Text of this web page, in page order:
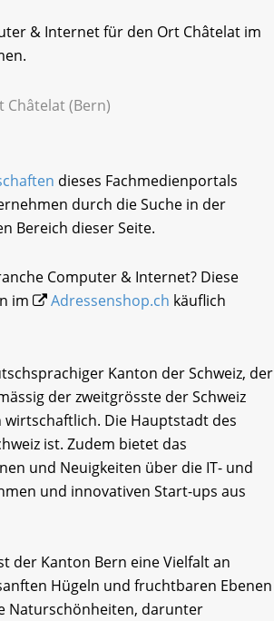
& Internet für den Ort Châtelat im
(Bern)
dieses Fachmedienportals
durch die Suche in der
Bereich dieser Seite.
Computer & Internet? Diese
im
Adressenshop.ch käuflich
Kanton der Schweiz, der
der zweitgrösste der Schweiz
Die Hauptstadt des
ist. Zudem bietet das
und Neuigkeiten über die IT- und
und innovativen Start-ups aus
der Kanton Bern eine Vielfalt an
Hügeln und fruchtbaren Ebenen
Naturschönheiten, darunter